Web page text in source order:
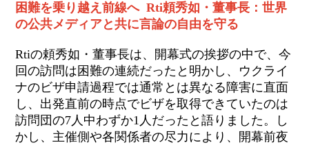
困難を乗り越え前線へ Rti頼秀如・董事長：世界
の公共メディアと共に言論の自由を守る
Rtiの頼秀如・董事長は、開幕式の挨拶の中で、今
回の訪問は困難の連続だったと明かし、ウクライ
ナのビザ申請過程では通常とは異なる障害に直面
し、出発直前の時点でビザを取得できていたのは
訪問団の7人中わずか1人だったと語りました。し
かし、主催側や各関係者の尽力により、開幕前夜